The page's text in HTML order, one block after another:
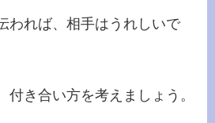
われば、相手はうれしいで
付き合い方を考えましょう。